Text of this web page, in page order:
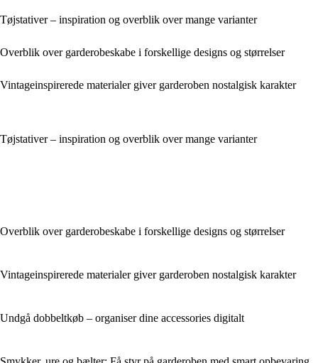
Tøjstativer – inspiration og overblik over mange varianter
Overblik over garderobeskabe i forskellige designs og størrelser
Vintageinspirerede materialer giver garderoben nostalgisk karakter
Tøjstativer – inspiration og overblik over mange varianter
Overblik over garderobeskabe i forskellige designs og størrelser
Vintageinspirerede materialer giver garderoben nostalgisk karakter
Undgå dobbeltkøb – organiser dine accessories digitalt